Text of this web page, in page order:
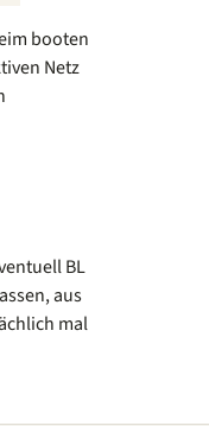
booten
Netz
BL
aus
mal